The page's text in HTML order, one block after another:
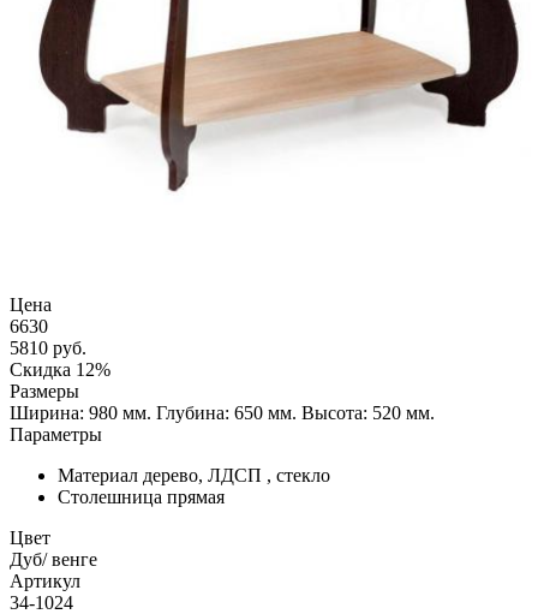
Цена
6630
5810 руб.
Скидка 12%
Размеры
Ширина: 980 мм. Глубина: 650 мм. Высота: 520 мм.
Параметры
Материал дерево, ЛДСП , стекло
Столешница прямая
Цвет
Дуб/ венге
Артикул
34-1024